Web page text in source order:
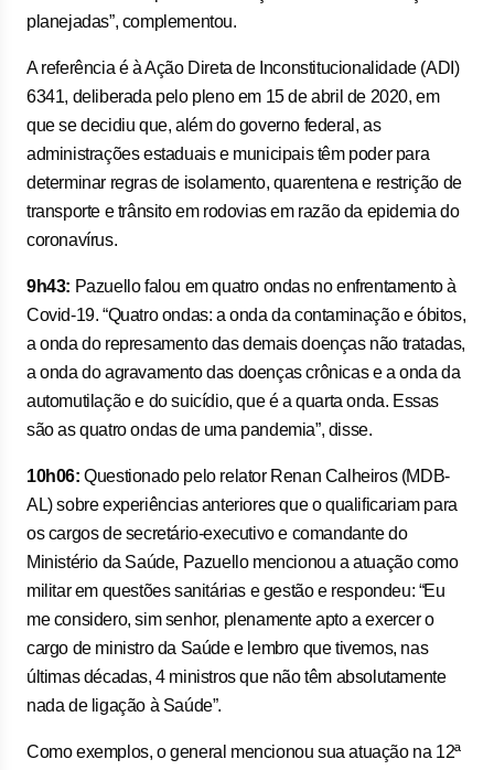
planejadas”, complementou.
A referência é à Ação Direta de Inconstitucionalidade (ADI)
6341, deliberada pelo pleno em 15 de abril de 2020, em
que se decidiu que, além do governo federal, as
administrações estaduais e municipais têm poder para
determinar regras de isolamento, quarentena e restrição de
transporte e trânsito em rodovias em razão da epidemia do
coronavírus.
9h43: Pazuello falou em quatro ondas no enfrentamento à
Covid-19. “Quatro ondas: a onda da contaminação e óbitos,
a onda do represamento das demais doenças não tratadas,
a onda do agravamento das doenças crônicas e a onda da
automutilação e do suicídio, que é a quarta onda. Essas
são as quatro ondas de uma pandemia”, disse.
10h06: Questionado pelo relator Renan Calheiros (MDB-
AL) sobre experiências anteriores que o qualificariam para
os cargos de secretário-executivo e comandante do
Ministério da Saúde, Pazuello mencionou a atuação como
militar em questões sanitárias e gestão e respondeu: “Eu
me considero, sim senhor, plenamente apto a exercer o
cargo de ministro da Saúde e lembro que tivemos, nas
últimas décadas, 4 ministros que não têm absolutamente
nada de ligação à Saúde”.
Como exemplos, o general mencionou sua atuação na 12ª